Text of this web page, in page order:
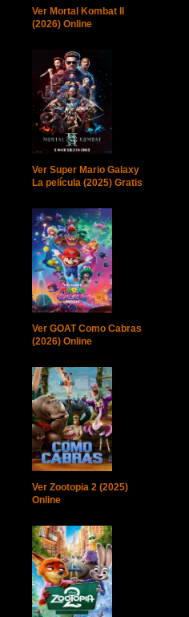
Ver Mortal Kombat II
(2026) Online
Ver Super Mario Galaxy
La película (2025) Gratis
Ver GOAT Como Cabras
(2026) Online
Ver Zootopia 2 (2025)
Online